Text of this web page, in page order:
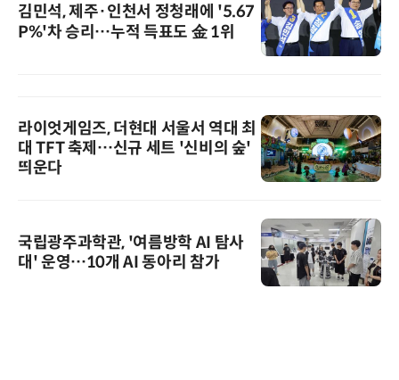
김민석, 제주·인천서 정청래에 '5.67
P%'차 승리…누적 득표도 金 1위
라이엇게임즈, 더현대 서울서 역대 최
대 TFT 축제…신규 세트 '신비의 숲'
띄운다
국립광주과학관, '여름방학 AI 탐사
대' 운영…10개 AI 동아리 참가